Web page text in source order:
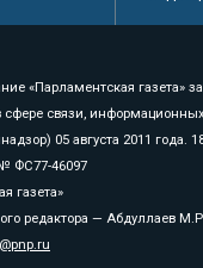
«Парламентская газета»
связи,
05 августа 2011 года.
ФС77-46097
газета»
редактора — Абдуллаев